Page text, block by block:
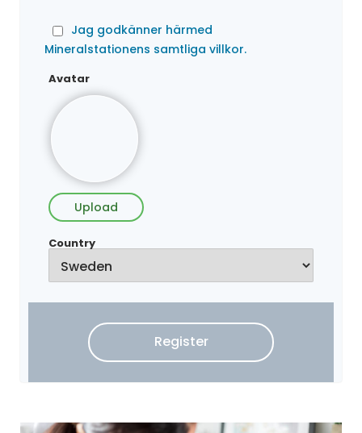
Jag godkänner härmed
Mineralstationens samtliga villkor.
Avatar
Upload
Country